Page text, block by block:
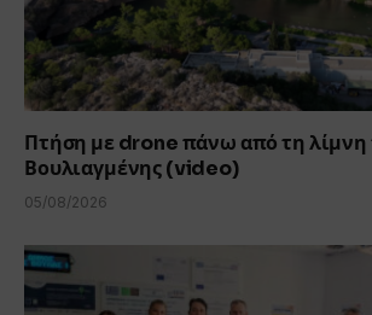
Πτήση με drone πάνω από τη λίμνη
Βουλιαγμένης (video)
05/08/2026